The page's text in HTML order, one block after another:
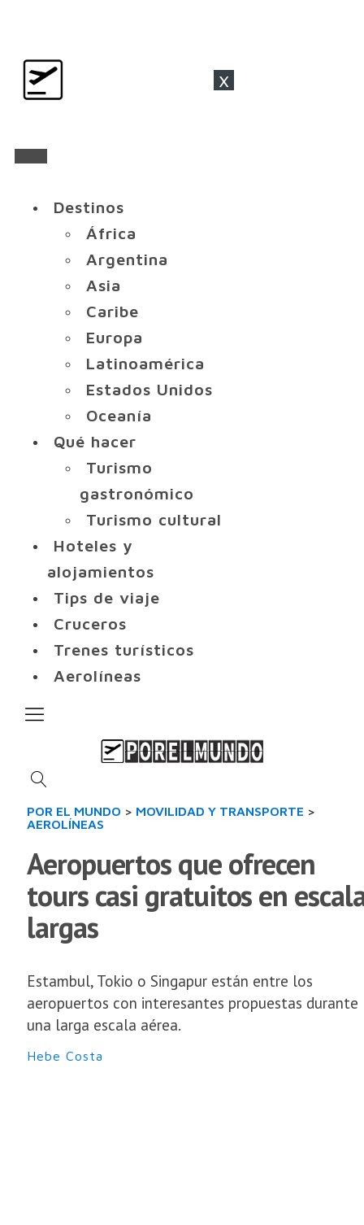
x
Destinos
África
Argentina
Asia
Caribe
Europa
Latinoamérica
Estados Unidos
Oceanía
Qué hacer
Turismo
gastronómico
Turismo cultural
Hoteles y
alojamientos
Tips de viaje
Cruceros
Trenes turísticos
Aerolíneas
POR EL MUNDO > MOVILIDAD Y TRANSPORTE >
AEROLÍNEAS
Aeropuertos que ofrecen
tours casi gratuitos en
largas
Estambul, Tokio o Singapur están entre los
aeropuertos con interesantes propuestas durante
una larga escala aérea.
Hebe Costa